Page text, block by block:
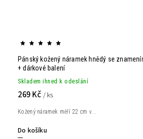
Pánský kožený náramek hnědý se
+ dárkové balení
Skladem ihned k odeslání
269 Kč / ks
Do košíku
Kožený náramek měří 22 cm v...